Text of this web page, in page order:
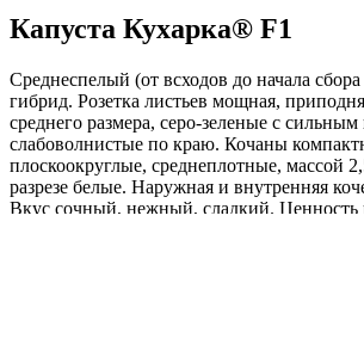
Капуста Кухарка® F1
Среднеспелый (от всходов до начала
гибрид. Розетка листьев мощная,
среднего размера, серо-зеленые с
слабоволнистые по краю. Кочаны
плоскоокруглые, среднеплотные, массой
разрезе белые. Наружная и внутренняя
Вкус сочный, нежный, сладкий. Ценность